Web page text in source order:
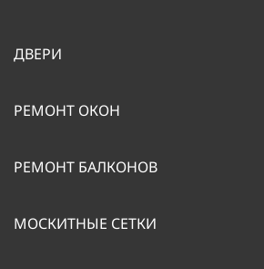
ДВЕРИ
РЕМОНТ ОКОН
РЕМОНТ БАЛКОНОВ
МОСКИТНЫЕ СЕТКИ